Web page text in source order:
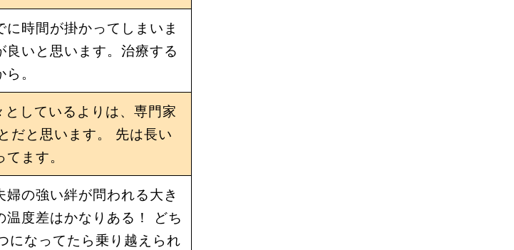
時間が掛かってしまいま
いと思います。治療する
。
しているよりは、専門家
だと思います。 先は長い
ます。
の強い絆が問われる大き
度差はかなりある！ どち
になってたら乗り越えられ